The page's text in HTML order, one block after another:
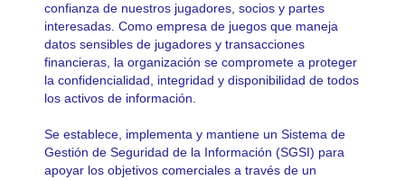
confianza de nuestros jugadores, socios y partes
interesadas. Como empresa de juegos que maneja
datos sensibles de jugadores y transacciones
financieras, la organización se compromete a proteger
la confidencialidad, integridad y disponibilidad de todos
los activos de información.
Se establece, implementa y mantiene un Sistema de
Gestión de Seguridad de la Información (SGSI) para
apoyar los objetivos comerciales a través de un